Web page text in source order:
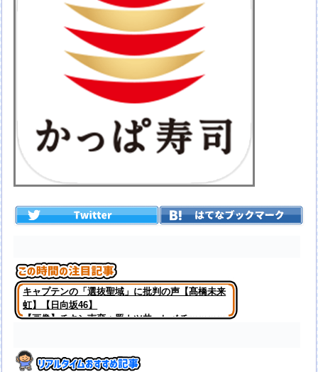
キャプテンの「選抜聖域」に批判の声【髙橋未来
虹】【日向坂46】
【画像】チキン南蛮＋豚カツ丼、レベチｗｗｗｗ